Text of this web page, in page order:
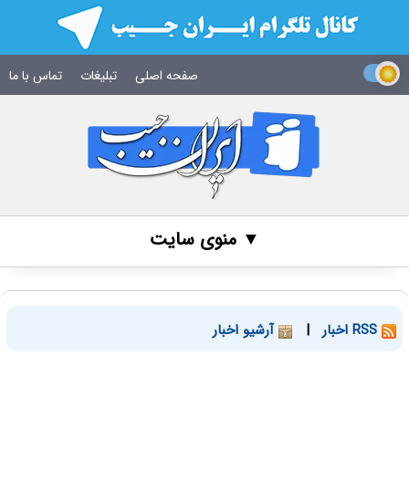
صفحه اصلی تبلیغات تماس با ما
▼ منوی سایت
| آرشیو اخبار